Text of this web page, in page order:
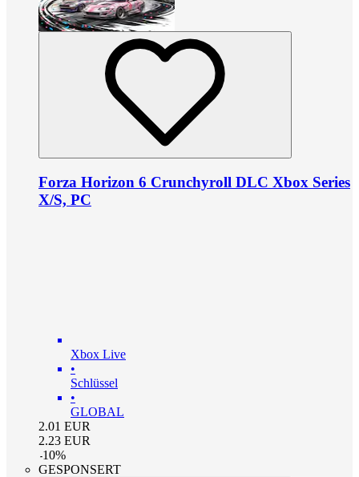
Forza Horizon 6 Crunchyroll DLC Xbox Series
X/S, PC
Xbox Live
•
Schlüssel
•
GLOBAL
2.01 EUR
2.23 EUR
-10%
GESPONSERT